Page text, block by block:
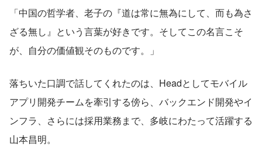
「中国の哲学者、老子の『道は常に無為にして、而も為さ
ざる無し』という言葉が好きです。そしてこの名言こそ
が、自分の価値観そのものです。」
落ちいた口調で話してくれたのは、Headとしてモバイル
アプリ開発チームを牽引する傍ら、バックエンド開発やイ
ンフラ、さらには採用業務まで、多岐にわたって活躍する
山本昌明。